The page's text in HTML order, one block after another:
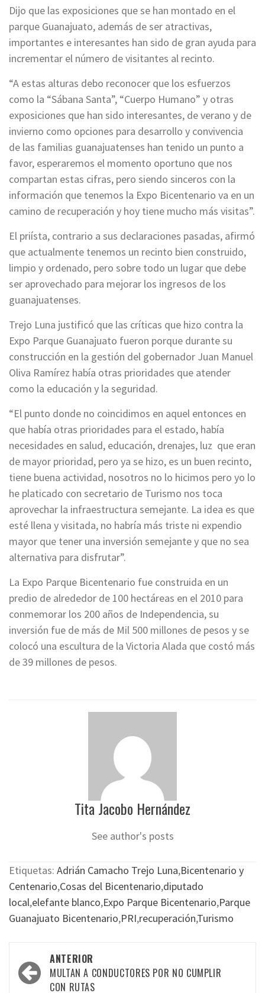
Dijo que las exposiciones que se han montado en el
parque Guanajuato, además de ser atractivas,
importantes e interesantes han sido de gran ayuda para
incrementar el número de visitantes al recinto.
“A estas alturas debo reconocer que los esfuerzos
como la “Sábana Santa”, “Cuerpo Humano” y otras
exposiciones que han sido interesantes, de verano y de
invierno como opciones para desarrollo y convivencia
de las familias guanajuatenses han tenido un punto a
favor, esperaremos el momento oportuno que nos
compartan estas cifras, pero siendo sinceros con la
información que tenemos la Expo Bicentenario va en un
camino de recuperación y hoy tiene mucho más visitas”.
El priísta, contrario a sus declaraciones pasadas, afirmó
que actualmente tenemos un recinto bien construido,
limpio y ordenado, pero sobre todo un lugar que debe
ser aprovechado para mejorar los ingresos de los
guanajuatenses.
Trejo Luna justificó que las críticas que hizo contra la
Expo Parque Guanajuato fueron porque durante su
construcción en la gestión del gobernador Juan Manuel
Oliva Ramírez había otras prioridades que atender
como la educación y la seguridad.
“El punto donde no coincidimos en aquel entonces en
que había otras prioridades para el estado, había
necesidades en salud, educación, drenajes, luz que eran
de mayor prioridad, pero ya se hizo, es un buen recinto,
tiene buena actividad, nosotros no lo hicimos pero yo lo
he platicado con secretario de Turismo nos toca
aprovechar la infraestructura semejante. La idea es que
esté llena y visitada, no habría más triste ni expendio
mayor que tener una inversión semejante y que no sea
alternativa para disfrutar”.
La Expo Parque Bicentenario fue construida en un
predio de alrededor de 100 hectáreas en el 2010 para
conmemorar los 200 años de Independencia, su
inversión fue de más de Mil 500 millones de pesos y se
colocó una escultura de la Victoria Alada que costó más
de 39 millones de pesos.
Tita Jacobo Hernández
See author's posts
Etiquetas: Adrián Camacho Trejo Luna,Bicentenario y
Centenario,Cosas del Bicentenario,diputado
local,elefante blanco,Expo Parque Bicentenario,Parque
Guanajuato Bicentenario,PRI,recuperación,Turismo
Navegación
por
ANTERIOR
MULTAN A CONDUCTORES POR NO CUMPLIR
CON RUTAS